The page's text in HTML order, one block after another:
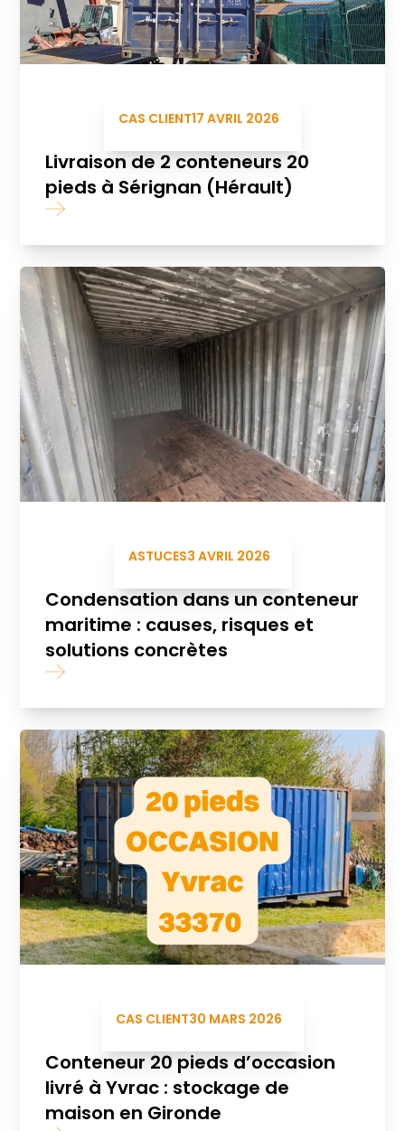
CAS CLIENT17 AVRIL 2026
Livraison de 2 conteneurs 20
pieds à Sérignan (Hérault)
ASTUCES3 AVRIL 2026
Condensation dans un conteneur
maritime : causes, risques et
solutions concrètes
CAS CLIENT30 MARS 2026
Conteneur 20 pieds d’occasion
livré à Yvrac : stockage de
maison en Gironde